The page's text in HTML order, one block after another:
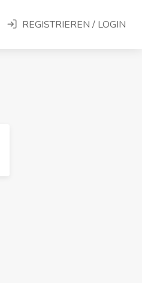
REGISTRIEREN / LOGIN